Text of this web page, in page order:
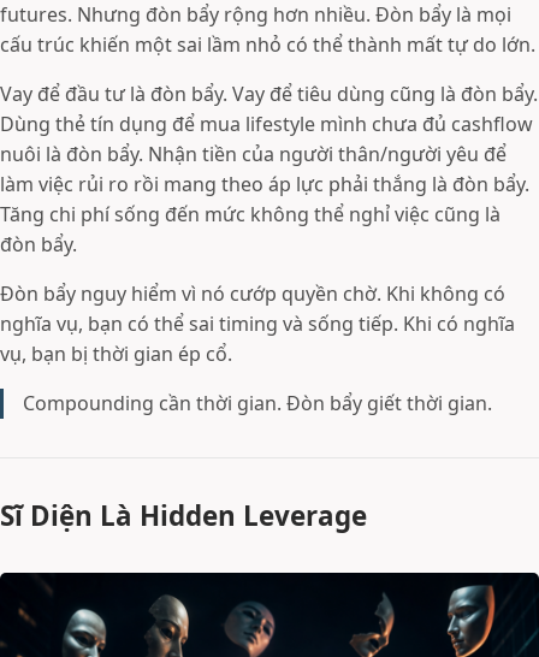
futures. Nhưng đòn bẩy rộng hơn nhiều. Đòn bẩy là mọi
cấu trúc khiến một sai lầm nhỏ có thể thành mất tự do lớn.
Vay để đầu tư là đòn bẩy. Vay để tiêu dùng cũng là đòn bẩy.
Dùng thẻ tín dụng để mua lifestyle mình chưa đủ cashflow
nuôi là đòn bẩy. Nhận tiền của người thân/người yêu để
làm việc rủi ro rồi mang theo áp lực phải thắng là đòn bẩy.
Tăng chi phí sống đến mức không thể nghỉ việc cũng là
đòn bẩy.
Đòn bẩy nguy hiểm vì nó cướp quyền chờ. Khi không có
nghĩa vụ, bạn có thể sai timing và sống tiếp. Khi có nghĩa
vụ, bạn bị thời gian ép cổ.
Compounding cần thời gian. Đòn bẩy giết thời gian.
Sĩ Diện Là Hidden Leverage